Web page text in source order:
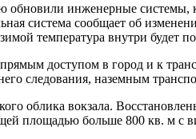
обновили инженерные
система сообщает об
температура внутри будет
доступом в город и к
следования, наземным
облика вокзала.
площадью больше 800 кв. м с